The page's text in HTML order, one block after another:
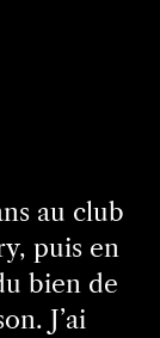
au club
puis en
bien de
J’ai